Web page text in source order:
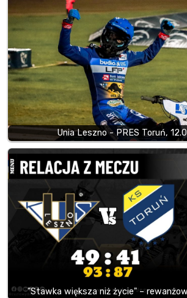
Unia Leszno - PRES Toruń,
"Stawka większa niż życie" –